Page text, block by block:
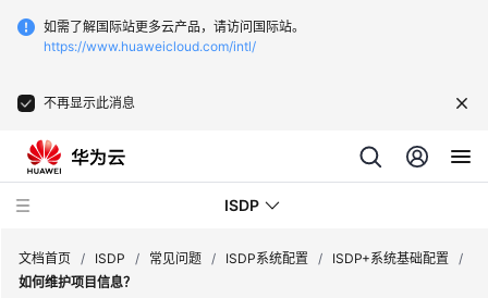
如需了解国际站更多云产品，请访问国际站。
https://www.huaweicloud.com/intl/
不再显示此消息
ISDP
文档首页 / ISDP / 常见问题 / ISDP系统配置 / ISDP+系统基础配置
/
如何维护项目信息？